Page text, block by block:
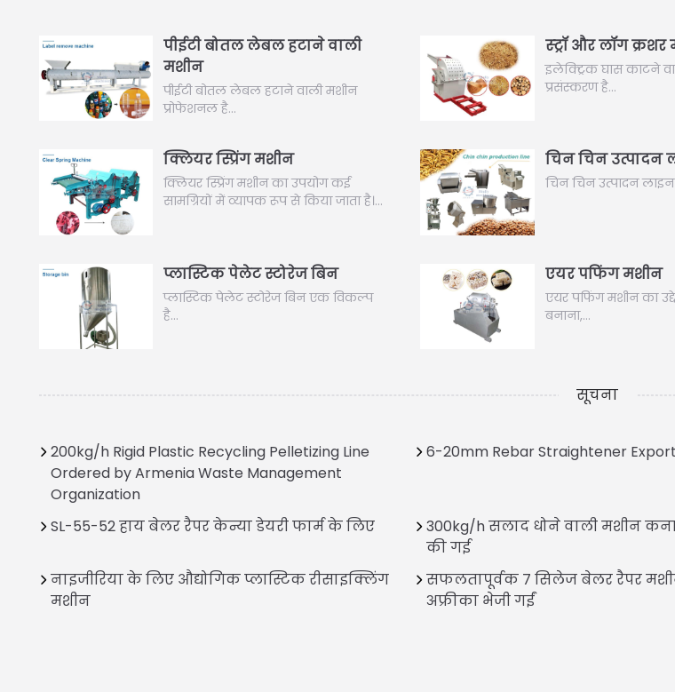
पीईटी बोतल लेबल हटाने वाली
मशीन
पीईटी बोतल लेबल हटाने वाली मशीन
प्रोफेशनल है…
स्ट्रॉ और लॉग क्रशर
इलेक्ट्रिक घास काटने
प्रसंस्करण है…
क्लियर स्प्रिंग मशीन
क्लियर स्प्रिंग मशीन का उपयोग कई
सामग्रियों में व्यापक रूप से किया जाता है।…
चिन चिन उत्पादन
चिन चिन उत्पादन
प्लास्टिक पेलेट स्टोरेज बिन
प्लास्टिक पेलेट स्टोरेज बिन एक विकल्प
है…
एयर पफिंग मशीन
एयर पफिंग मशीन का
बनाना,…
सूचना
200kg/h Rigid Plastic Recycling Pelletizing Line
Ordered by Armenia Waste Management
Organization
6-20mm Rebar Straightener
SL-55-52 हाय बेलर रैपर केन्या डेयरी फार्म के लिए
300kg/h सलाद धोने वाली मशीन
की गई
नाइजीरिया के लिए औद्योगिक प्लास्टिक रीसाइक्लिंग
मशीन
सफलतापूर्वक 7 सिलेज बेलर रैपर
अफ्रीका भेजी गईं
Urdu
Italian